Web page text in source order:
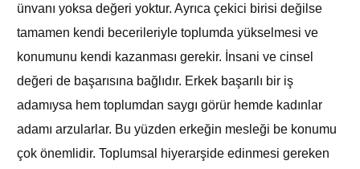
ünvanı yoksa değeri yoktur. Ayrıca çekici birisi değilse
tamamen kendi becerileriyle toplumda yükselmesi ve
konumunu kendi kazanması gerekir. İnsani ve cinsel
değeri de başarısına bağlıdır. Erkek başarılı bir iş
adamıysa hem toplumdan saygı görür hemde kadınlar
adamı arzularlar. Bu yüzden erkeğin mesleği be konumu
çok önemlidir. Toplumsal hiyerarşide edinmesi gereken